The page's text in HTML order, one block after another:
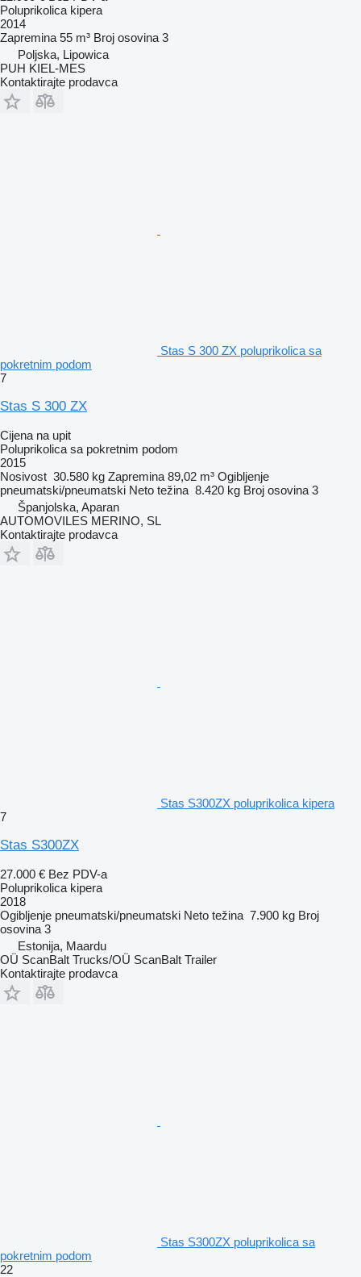
Poluprikolica kipera
2014
Zapremina 55 m³ Broj osovina 3
Poljska, Lipowica
PUH KIEL-MES
Kontaktirajte prodavca
Stas S 300 ZX poluprikolica sa
pokretnim podom
7
Stas S 300 ZX
Cijena na upit
Poluprikolica sa pokretnim podom
2015
Nosivost 30.580 kg Zapremina 89,02 m³ Ogibljenje
pneumatski/pneumatski Neto težina 8.420 kg Broj osovina 3
Španjolska, Aparan
AUTOMOVILES MERINO, SL
Kontaktirajte prodavca
Stas S300ZX poluprikolica kipera
7
Stas S300ZX
27.000 € Bez PDV-a
Poluprikolica kipera
2018
Ogibljenje pneumatski/pneumatski Neto težina 7.900 kg Broj
osovina 3
Estonija, Maardu
OÜ ScanBalt Trucks/OÜ ScanBalt Trailer
Kontaktirajte prodavca
Stas S300ZX poluprikolica sa
pokretnim podom
22